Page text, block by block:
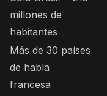
millones de
habitantes
Más de 30 países
de habla
francesa